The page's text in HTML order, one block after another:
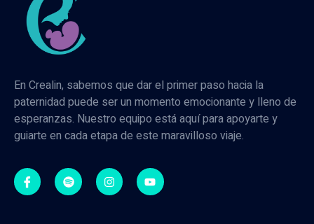
En Crealin, sabemos que dar el primer paso hacia la
paternidad puede ser un momento emocionante y lleno de
esperanzas. Nuestro equipo está aquí para apoyarte y
guiarte en cada etapa de este maravilloso viaje.